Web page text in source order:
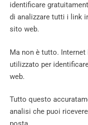
identificare
di analizzare tutti i link
sito web.
Ma non è tutto.
utilizzato per
web.
Tutto questo
analisi che puoi